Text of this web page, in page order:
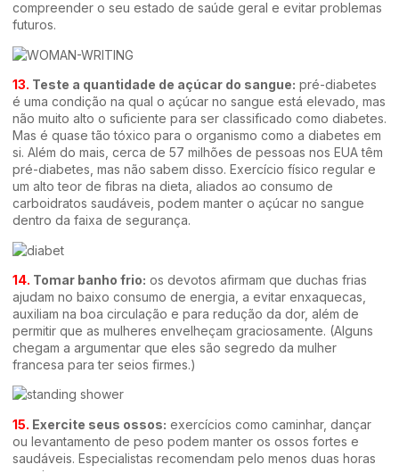
compreender o seu estado de saúde geral e evitar problemas
futuros.
13. Teste a quantidade de açúcar do sangue: pré-diabetes
é uma condição na qual o açúcar no sangue está elevado, mas
não muito alto o suficiente para ser classificado como diabetes.
Mas é quase tão tóxico para o organismo como a diabetes em
si. Além do mais, cerca de 57 milhões de pessoas nos EUA têm
pré-diabetes, mas não sabem disso. Exercício físico regular e
um alto teor de fibras na dieta, aliados ao consumo de
carboidratos saudáveis, podem manter o açúcar no sangue
dentro da faixa de segurança.
14. Tomar banho frio: os devotos afirmam que duchas frias
ajudam no baixo consumo de energia, a evitar enxaquecas,
auxiliam na boa circulação e para redução da dor, além de
permitir que as mulheres envelheçam graciosamente. (Alguns
chegam a argumentar que eles são segredo da mulher
francesa para ter seios firmes.)
15. Exercite seus ossos: exercícios como caminhar, dançar
ou levantamento de peso podem manter os ossos fortes e
saudáveis. Especialistas recomendam pelo menos duas horas